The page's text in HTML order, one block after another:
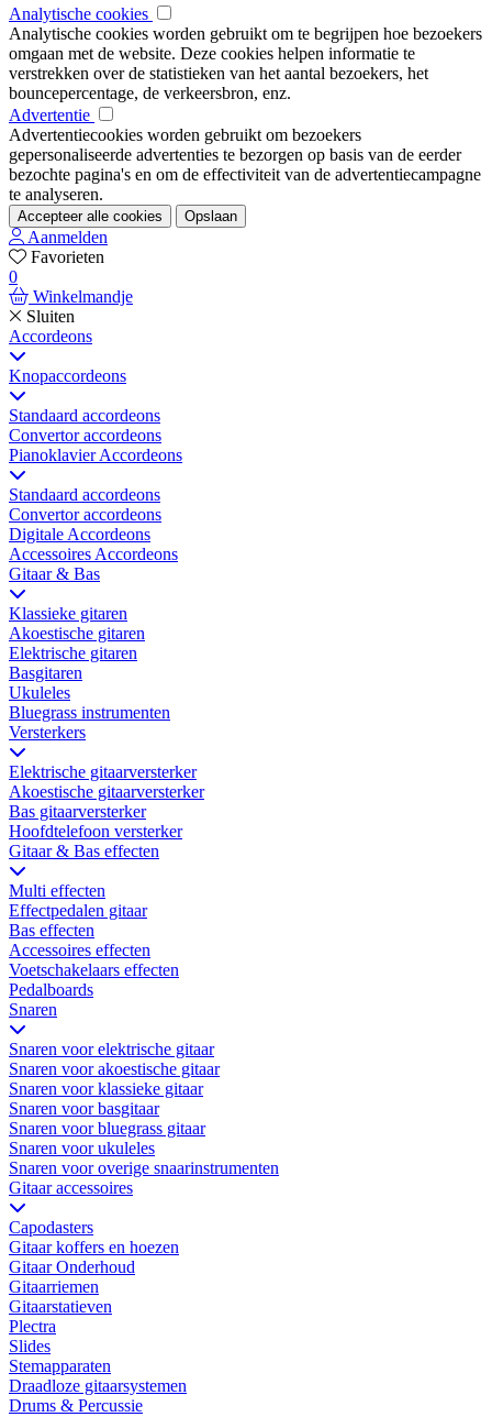
Analytische cookies
Analytische cookies worden gebruikt om te begrijpen hoe bezoekers
omgaan met de website. Deze cookies helpen informatie te
verstrekken over de statistieken van het aantal bezoekers, het
bouncepercentage, de verkeersbron, enz.
Advertentie
Advertentiecookies worden gebruikt om bezoekers
gepersonaliseerde advertenties te bezorgen op basis van de eerder
bezochte pagina's en om de effectiviteit van de advertentiecampagne
te analyseren.
Accepteer alle cookies Opslaan
Aanmelden
Favorieten
0
Winkelmandje
Sluiten
Accordeons
Knopaccordeons
Standaard accordeons
Convertor accordeons
Pianoklavier Accordeons
Standaard accordeons
Convertor accordeons
Digitale Accordeons
Accessoires Accordeons
Gitaar & Bas
Klassieke gitaren
Akoestische gitaren
Elektrische gitaren
Basgitaren
Ukuleles
Bluegrass instrumenten
Versterkers
Elektrische gitaarversterker
Akoestische gitaarversterker
Bas gitaarversterker
Hoofdtelefoon versterker
Gitaar & Bas effecten
Multi effecten
Effectpedalen gitaar
Bas effecten
Accessoires effecten
Voetschakelaars effecten
Pedalboards
Snaren
Snaren voor elektrische gitaar
Snaren voor akoestische gitaar
Snaren voor klassieke gitaar
Snaren voor basgitaar
Snaren voor bluegrass gitaar
Snaren voor ukuleles
Snaren voor overige snaarinstrumenten
Gitaar accessoires
Capodasters
Gitaar koffers en hoezen
Gitaar Onderhoud
Gitaarriemen
Gitaarstatieven
Plectra
Slides
Stemapparaten
Draadloze gitaarsystemen
Drums & Percussie